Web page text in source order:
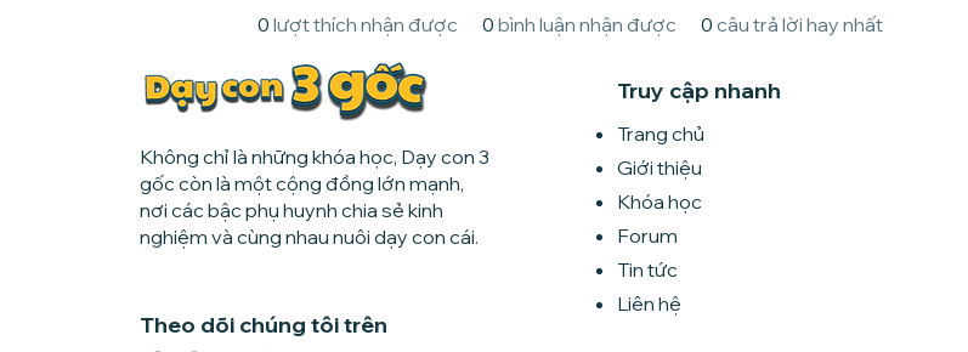
0 lượt thích nhận được 0 bình luận nhận được 0 câu trả lời hay nhất
Không chỉ là những khóa học, Dạy con 3
gốc còn là một cộng đồng lớn mạnh,
nơi các bậc phụ huynh chia sẻ kinh
nghiệm và cùng nhau nuôi dạy con cái.
Theo dõi chúng tôi trên
Truy cập nhanh
Trang chủ
Giới thiệu
Khóa học
Forum
Tin tức
Liên hệ